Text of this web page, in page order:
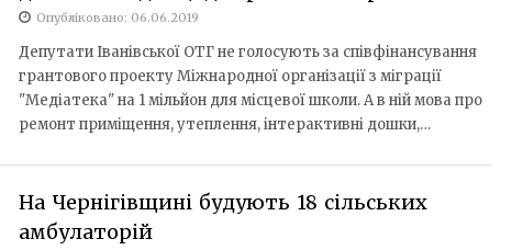
Опубліковано: 06.06.2019
Депутати Іванівської ОТГ не голосують за співфінансування
грантового проекту Міжнародної організації з міграції
"Медіатека" на 1 мільйон для місцевої школи. А в ній мова про
ремонт приміщення, утеплення, інтерактивні дошки,…
На Чернігівщині будують 18 сільських
амбулаторій